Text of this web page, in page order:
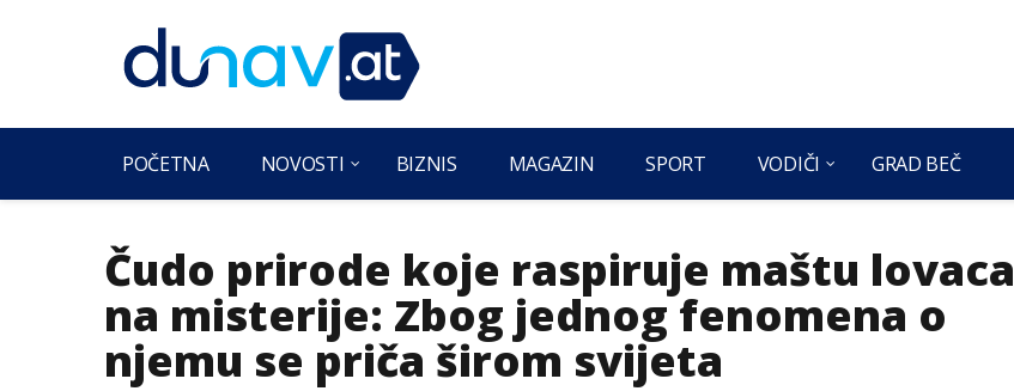
POČETNA NOVOSTI BIZNIS MAGAZIN SPORT VODIČI GRAD BEČ
Čudo prirode koje raspiruje maštu lovaca
na misterije: Zbog jednog fenomena o
njemu se priča širom svijeta